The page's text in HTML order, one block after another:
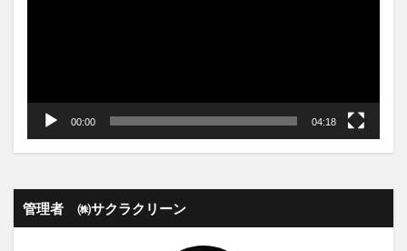
00:00 04:18
管理者 ㈱サクラクリーン